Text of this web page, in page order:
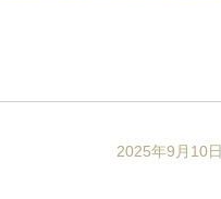
2025年9月10日